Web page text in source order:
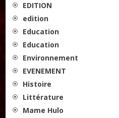
EDITION
edition
Education
Education
Environnement
EVENEMENT
Histoire
Littérature
Mame Hulo